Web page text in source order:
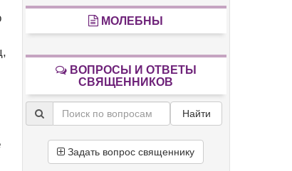
МОЛЕБНЫ
ВОПРОСЫ И ОТВЕТЫ
СВЯЩЕННИКОВ
Найти
Задать вопрос священнику